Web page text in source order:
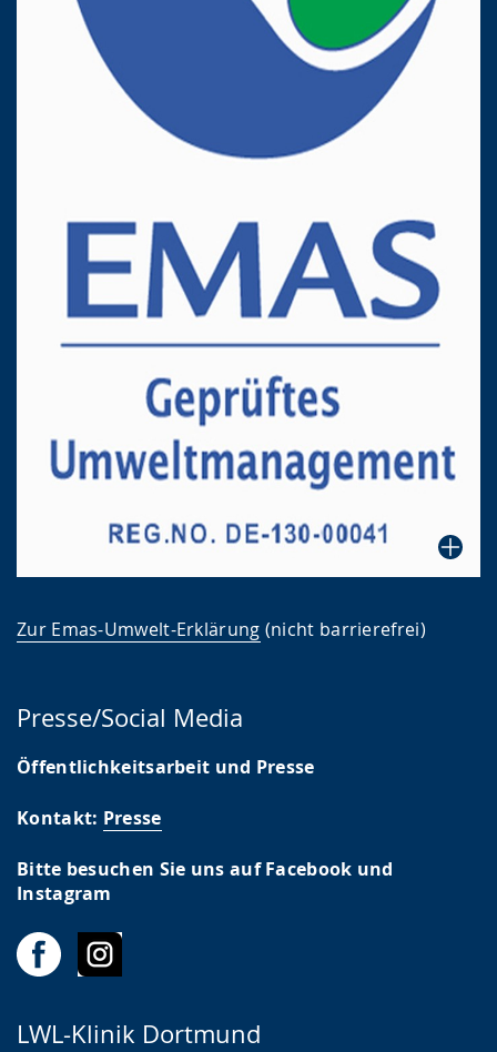
Zur Emas-Umwelt-Erklärung (nicht barrierefrei)
Presse/Social Media
Öffentlichkeitsarbeit und Presse
Kontakt: Presse
Bitte besuchen Sie uns auf Facebook und
Instagram
LWL-Klinik Dortmund